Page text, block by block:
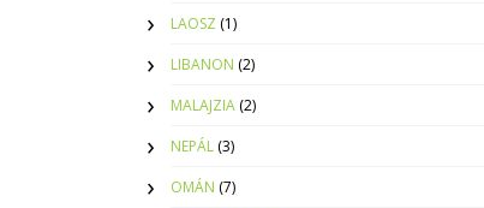
LAOSZ (1)
LIBANON (2)
MALAJZIA (2)
NEPÁL (3)
OMÁN (7)